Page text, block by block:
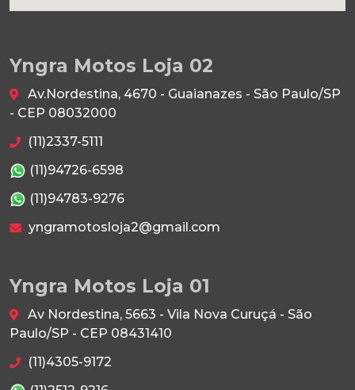
Yngra Motos Loja 02
Av.Nordestina, 4670 - Guaianazes - São Paulo/SP
- CEP 08032000
(11)2337-5111
(11)94726-6598
(11)94783-9276
yngramotosloja2@gmail.com
Yngra Motos Loja 01
Av Nordestina, 5663 - Vila Nova Curuçá - São
Paulo/SP - CEP 08431410
(11)4305-9172